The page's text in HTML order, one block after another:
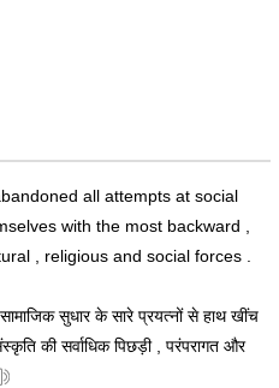
all attempts at social
with the most backward ,
, religious and social forces .
सुधार के सारे प्रयत्नों से हाथ खींच
की सर्वाधिक पिछड़ी , परंपरागत और